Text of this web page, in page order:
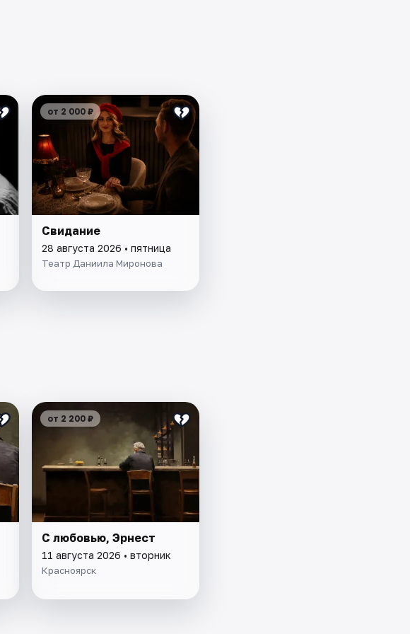
от 2 000 ₽
Свидание
28 августа 2026 • пятница
Театр Даниила Миронова
от 2 200 ₽
С любовью, Эрнест
11 августа 2026 • вторник
Красноярск